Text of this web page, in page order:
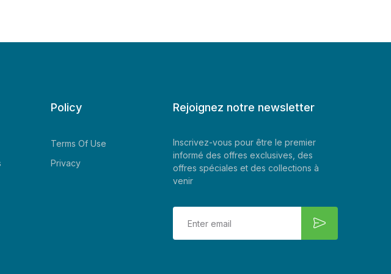
Policy
Terms Of Use
Privacy
Rejoignez notre newsletter
Inscrivez-vous pour être le premier
informé des offres exclusives, des
offres spéciales et des collections à
venir